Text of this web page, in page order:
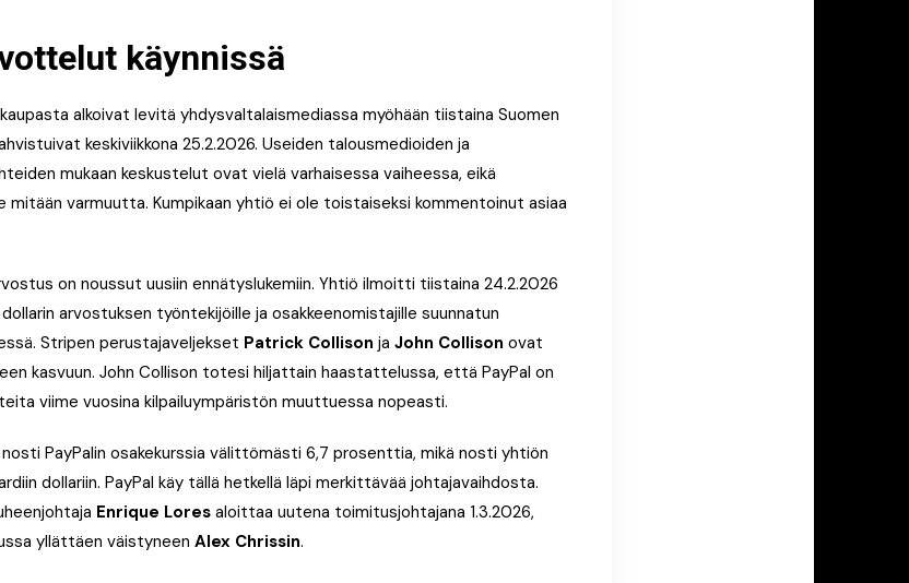
käynnissä
alkoivat levitä yhdysvaltalaismediassa myöhään tiistaina Suomen
keskiviikkona 25.2.2026. Useiden talousmedioiden ja
mukaan keskustelut ovat vielä varhaisessa vaiheessa, eikä
varmuutta. Kumpikaan yhtiö ei ole toistaiseksi kommentoinut asiaa
on noussut uusiin ennätyslukemiin. Yhtiö ilmoitti tiistaina 24.2.2026
arvostuksen työntekijöille ja osakkeenomistajille suunnatun
Stripen perustajaveljekset Patrick Collison ja John Collison ovat
kasvuun. John Collison totesi hiljattain haastattelussa, että PayPal on
viime vuosina kilpailuympäristön muuttuessa nopeasti.
PayPalin osakekurssia välittömästi 6,7 prosenttia, mikä nosti yhtiön
dollariin. PayPal käy tällä hetkellä läpi merkittävää johtajavaihdosta.
Enrique Lores aloittaa uutena toimitusjohtajana 1.3.2026,
yllättäen väistyneen Alex Chrissin.